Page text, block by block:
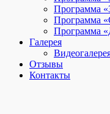
Программа
Программа
Программа
Галерея
Отзывы
Контакты